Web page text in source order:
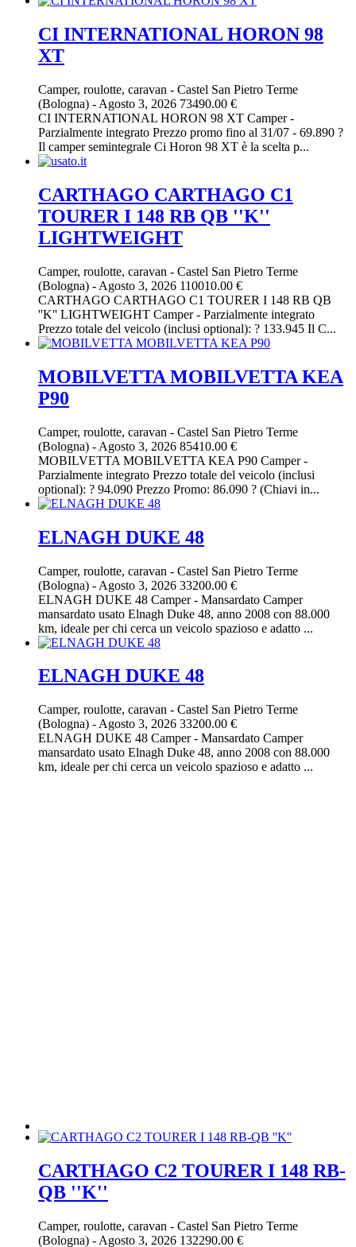
CI INTERNATIONAL HORON 98
XT
Camper, roulotte, caravan - Castel San Pietro Terme
(Bologna) - Agosto 3, 2026 73490.00 €
CI INTERNATIONAL HORON 98 XT Camper -
Parzialmente integrato Prezzo promo fino al 31/07 - 69.890 ?
Il camper semintegrale Ci Horon 98 XT è la scelta p...
CARTHAGO CARTHAGO C1
TOURER I 148 RB QB ''K''
LIGHTWEIGHT
Camper, roulotte, caravan - Castel San Pietro Terme
(Bologna) - Agosto 3, 2026 110010.00 €
CARTHAGO CARTHAGO C1 TOURER I 148 RB QB
''K'' LIGHTWEIGHT Camper - Parzialmente integrato
Prezzo totale del veicolo (inclusi optional): ? 133.945 Il C...
MOBILVETTA MOBILVETTA KEA
P90
Camper, roulotte, caravan - Castel San Pietro Terme
(Bologna) - Agosto 3, 2026 85410.00 €
MOBILVETTA MOBILVETTA KEA P90 Camper -
Parzialmente integrato Prezzo totale del veicolo (inclusi
optional): ? 94.090 Prezzo Promo: 86.090 ? (Chiavi in...
ELNAGH DUKE 48
Camper, roulotte, caravan - Castel San Pietro Terme
(Bologna) - Agosto 3, 2026 33200.00 €
ELNAGH DUKE 48 Camper - Mansardato Camper
mansardato usato Elnagh Duke 48, anno 2008 con 88.000
km, ideale per chi cerca un veicolo spazioso e adatto ...
ELNAGH DUKE 48
Camper, roulotte, caravan - Castel San Pietro Terme
(Bologna) - Agosto 3, 2026 33200.00 €
ELNAGH DUKE 48 Camper - Mansardato Camper
mansardato usato Elnagh Duke 48, anno 2008 con 88.000
km, ideale per chi cerca un veicolo spazioso e adatto ...
CARTHAGO C2 TOURER I 148 RB-
QB ''K''
Camper, roulotte, caravan - Castel San Pietro Terme
(Bologna) - Agosto 3, 2026 132290.00 €